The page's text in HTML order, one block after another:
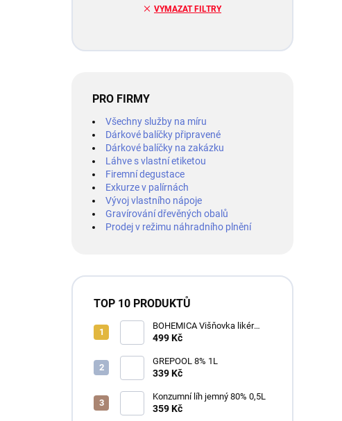
VYMAZAT FILTRY
PRO FIRMY
Všechny služby na míru
Dárkové balíčky připravené
Dárkové balíčky na zakázku
Láhve s vlastní etiketou
Firemní degustace
Exkurze v palírnách
Vývoj vlastního nápoje
Gravírování dřevěných obalů
Prodej v režimu náhradního plnění
TOP 10 PRODUKTŮ
BOHEMICA Višňovka likér
25% 0,7L
499 Kč
GREPOOL 8% 1L
339 Kč
Konzumní líh jemný 80% 0,5L
359 Kč